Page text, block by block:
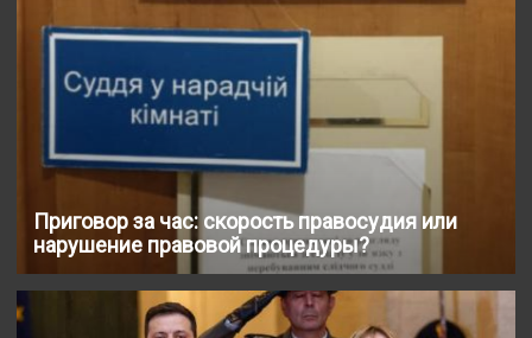
Приговор за час: скорость правосудия или
нарушение правовой процедуры?